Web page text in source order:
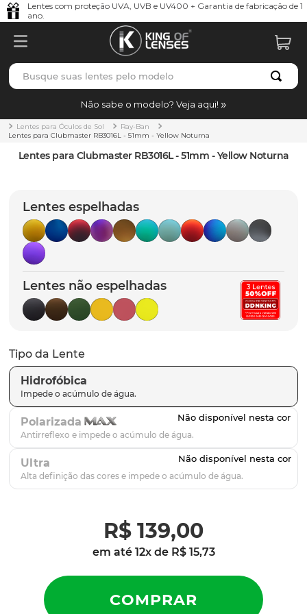
Lentes com proteção UVA, UVB e UV400 + Garantia de fabricação de 1
ano.
Busque suas lentes pelo modelo
Não sabe o modelo? Veja aqui!
Lentes para Óculos de Sol
Ray-Ban
Lentes para Clubmaster RB3016L - 51mm - Yellow Noturna
Lentes para Clubmaster RB3016L - 51mm - Yellow Noturna
Lentes espelhadas
Lentes não espelhadas
Tipo da Lente
Hidrofóbica
Polarizada
Ultra
R$ 139,00
em até 12x de R$ 15,73
TERMOS MAIS BUSCADOS
1º borrachas
2 holbrook
5º chaves
6º t-shock
7º gasket
8º parafusos
9º latch